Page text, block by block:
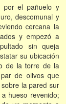
por el pañuelo y
descomunal y
cercana la
y empezó a
sin queja
su ubicación
de la torre de la
de olivos que
la pared sur
hueso revenido;